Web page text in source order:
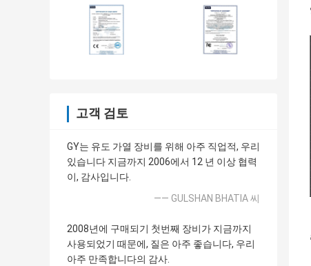
고객 검토
GY는 유도 가열 장비를 위해 아주 직업적, 우리
있습니다 지금까지 2006에서 12 년 이상 협력
이, 감사입니다.
—— GULSHAN BHATIA 씨
2008년에 구매되기 첫번째 장비가 지금까지
사용되었기 때문에, 질은 아주 좋습니다, 우리
아주 만족합니다의 감사.